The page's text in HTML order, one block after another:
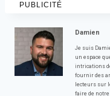
PUBLICITÉ
Damien
Je suis
un espace
intrications
fournir des
lecteurs sur
faire de